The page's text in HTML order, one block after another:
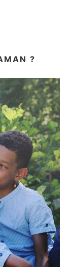
?